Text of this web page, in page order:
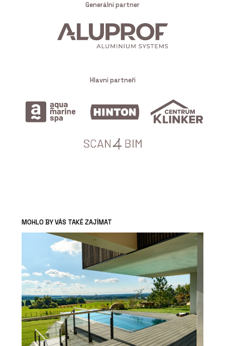
Generální partner
Hlavní partneři
MOHLO BY VÁS TAKÉ ZAJÍMAT